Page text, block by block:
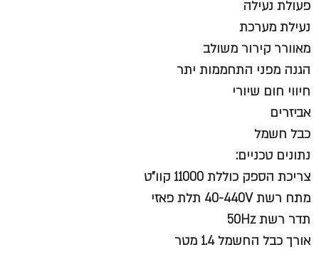
פעולת נעילה
נעילת מערכת
מאוורר קירור משולב
הגנה מפני התחממות יתר
חיווי חום שיורי
אביזרים
כבל חשמל
נתונים טכניים:
צריכת הספק כוללת 11000 קוו"ט
מתח רשת 40-440V תלת פאזי
תדר רשת 50Hz
אורך כבל החשמל 1.4 מטר